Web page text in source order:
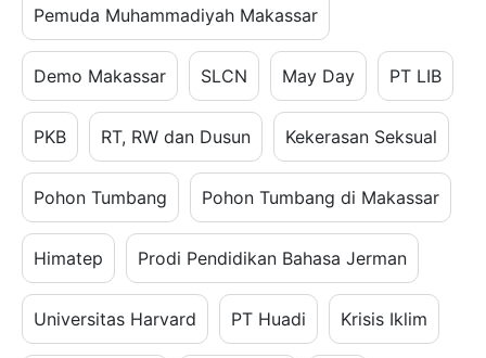
Pemuda Muhammadiyah Makassar
Demo Makassar SLCN May Day PT LIB
PKB RT, RW dan Dusun Kekerasan Seksual
Pohon Tumbang Pohon Tumbang di Makassar
Himatep Prodi Pendidikan Bahasa Jerman
Universitas Harvard PT Huadi Krisis Iklim